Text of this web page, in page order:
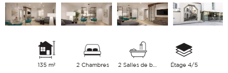
135 m² 2 Chambres 2 Salles de bains Étage 4/5